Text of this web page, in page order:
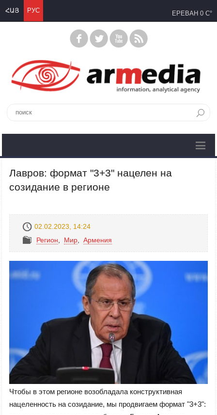
ՀԱՅ РУС ЕРЕВАН 0 C°
Лавров: формат "3+3" нацелен на
созидание в регионе
02.02.2023, 14:24
Регион
Mир Армения
Чтобы в этом регионе возобладала конструктивная
нацеленность на созидание, мы продвигаем формат "3+3":